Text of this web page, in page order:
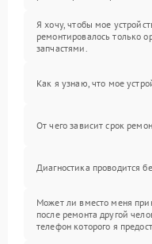
Я хочу, чтобы мое
ремонтировалось только
запчастями.
Как я узнаю, что мое
От чего зависит срок
Диагностика проводится
Может ли вместо меня
после ремонта другой
телефон которого я